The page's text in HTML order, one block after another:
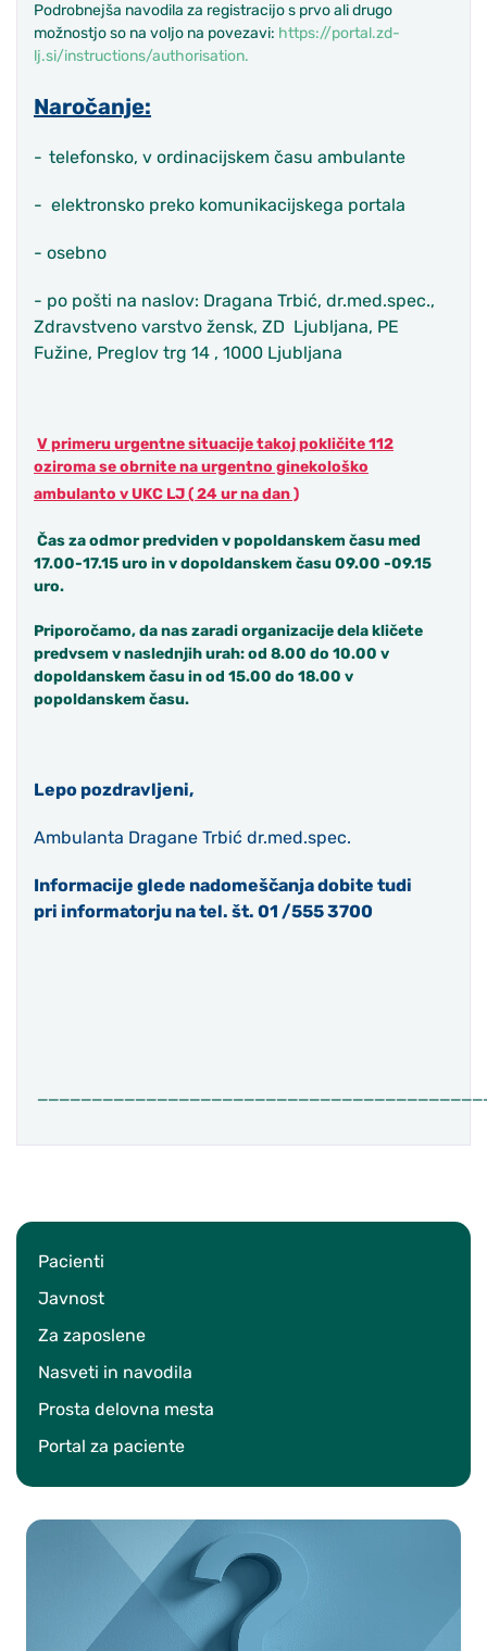
Pacienti
Javnost
Za zaposlene
Nasveti in navodila
Prosta delovna mesta
Portal za paciente
Podrobnejša navodila za registracijo s prvo ali drugo
možnostjo so na voljo na povezavi: https://portal.zd-
lj.si/instructions/authorisation.
Naročanje:
- telefonsko, v ordinacijskem času ambulante
- elektronsko preko komunikacijskega portala
- osebno
- po pošti na naslov: Dragana Trbić, dr.med.spec.,
Zdravstveno varstvo žensk, ZD Ljubljana, PE
Fužine, Preglov trg 14 , 1000 Ljubljana
V primeru urgentne situacije takoj pokličite 112
oziroma se obrnite na urgentno ginekološko
ambulanto v UKC LJ ( 24 ur na dan )
Čas za odmor predviden v popoldanskem času med
17.00-17.15 uro in v dopoldanskem času 09.00 -09.15
uro.
Priporočamo, da nas zaradi organizacije dela kličete
predvsem v naslednjih urah: od 8.00 do 10.00 v
dopoldanskem času in od 15.00 do 18.00 v
popoldanskem času.
Lepo pozdravljeni,
Ambulanta Dragane Trbić dr.med.spec.
Informacije glede nadomeščanja dobite tudi
pri informatorju na tel. št. 01 /555 3700